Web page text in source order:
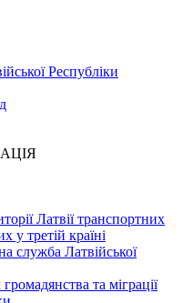
Республіки
Латвії транспортних
у третій країні
служба Латвійської
та міграції